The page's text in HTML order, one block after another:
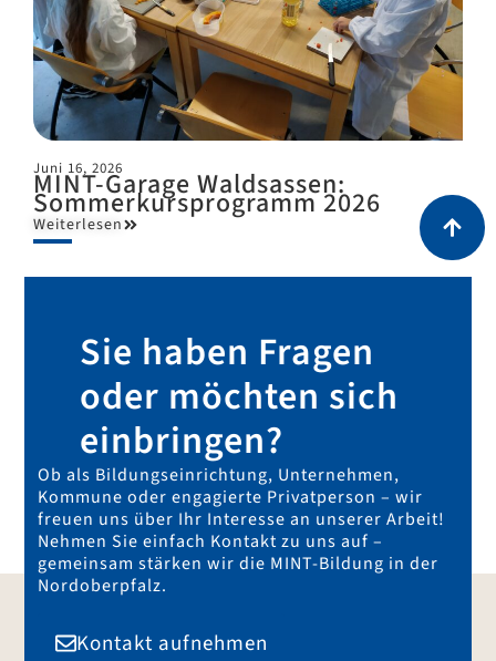
Juni 16, 2026
MINT-Garage Waldsassen:
Sommerkursprogramm 2026
Weiterlesen
Sie haben Fragen
oder möchten sich
einbringen?
Ob als Bildungseinrichtung, Unternehmen,
Kommune oder engagierte Privatperson – wir
freuen uns über Ihr Interesse an unserer Arbeit!
Nehmen Sie einfach Kontakt zu uns auf –
gemeinsam stärken wir die MINT-Bildung in der
Nordoberpfalz.
Kontakt aufnehmen